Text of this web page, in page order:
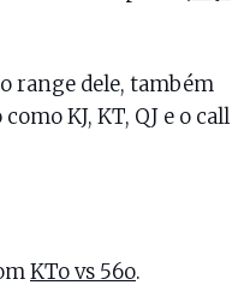
range dele, também
KJ, KT, QJ e o call
KTo vs 56o.